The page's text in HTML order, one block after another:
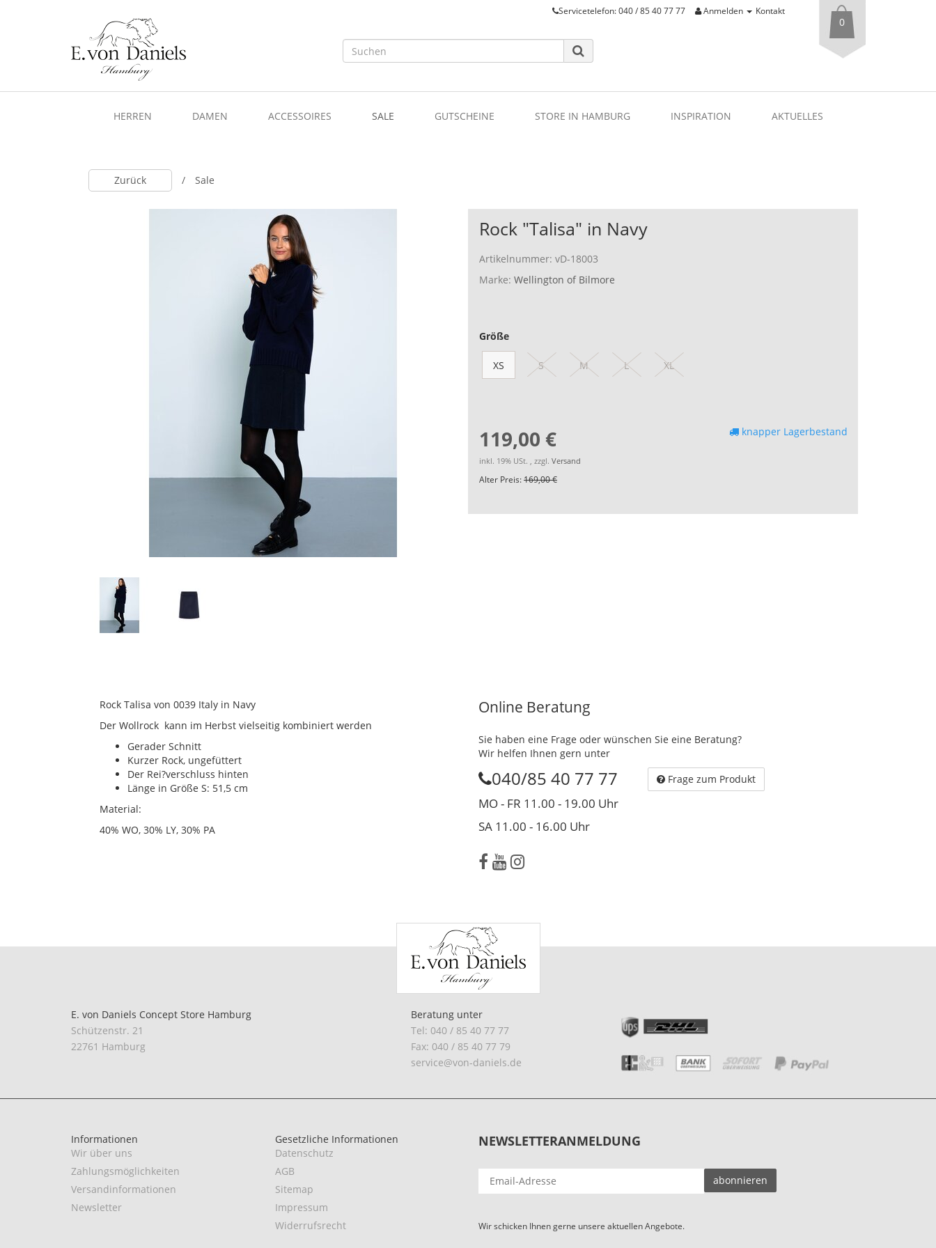
Kontakt
Servicetelefon: 040 / 85 40 77 77 Anmelden
0
HERREN DAMEN ACCESSOIRES SALE GUTSCHEINE STORE IN HAMBURG INSPIRATION AKTUELLES
Zurück Sale
Rock "Talisa" in Navy
Artikelnummer: vD-18003
Marke: Wellington of Bilmore
Größe
XS S M L XL
119,00 €
inkl. 19% USt. , zzgl. Versand
Alter Preis:169,00 €
knapper Lagerbestand
Rock Talisa von 0039 Italy in Navy
Der Wollrock kann im Herbst vielseitig kombiniert werden
Gerader Schnitt
Kurzer Rock, ungefüttert
Der Rei?verschluss hinten
Länge in Größe S: 51,5 cm
Material:
40% WO, 30% LY, 30% PA
Online Beratung
Sie haben eine Frage oder wünschen Sie eine Beratung?
Wir helfen Ihnen gern unter
040/85 40 77 77
MO - FR 11.00 - 19.00 Uhr
SA 11.00 - 16.00 Uhr
Frage zum Produkt
E. von Daniels Concept Store Hamburg
Schützenstr. 21
22761 Hamburg
Beratung unter
Tel: 040 / 85 40 77 77
Fax: 040 / 85 40 77 79
service@von-daniels.de
Informationen
Wir über uns
Zahlungsmöglichkeiten
Versandinformationen
Newsletter
Gesetzliche Informationen
Datenschutz
AGB
Sitemap
Impressum
Widerrufsrecht
NEWSLETTERANMELDUNG
EMAIL-
ADRESSE
abonnieren
Wir schicken Ihnen gerne unsere aktuellen Angebote.